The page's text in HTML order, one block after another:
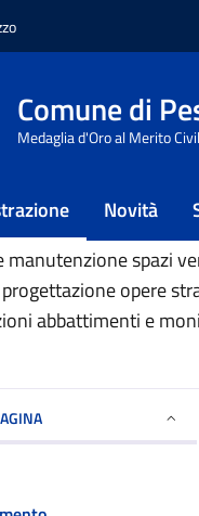
Comune di
Medaglia d'Oro al Merito
Novità
/ Servizio
manutenzione spazi
opere
abbattimenti e